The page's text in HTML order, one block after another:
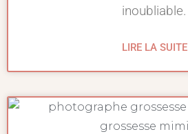
inoubliable.
LIRE LA SUITE